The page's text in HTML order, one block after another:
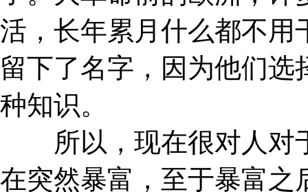
活，长年累月什么都不用
留下了名字，因为他们
种知识。
所以，现在很对人对
在突然暴富，至于暴富之